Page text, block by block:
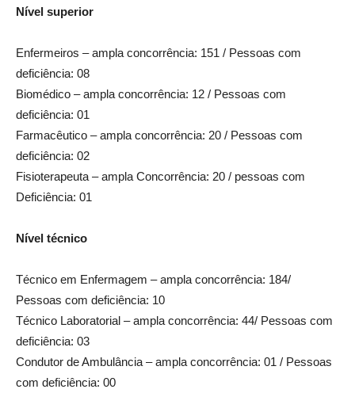
Nível superior
Enfermeiros – ampla concorrência: 151 / Pessoas com
deficiência: 08
Biomédico – ampla concorrência: 12 / Pessoas com
deficiência: 01
Farmacêutico – ampla concorrência: 20 / Pessoas com
deficiência: 02
Fisioterapeuta – ampla Concorrência: 20 / pessoas com
Deficiência: 01
Nível técnico
Técnico em Enfermagem – ampla concorrência: 184/
Pessoas com deficiência: 10
Técnico Laboratorial – ampla concorrência: 44/ Pessoas com
deficiência: 03
Condutor de Ambulância – ampla concorrência: 01 / Pessoas
com deficiência: 00